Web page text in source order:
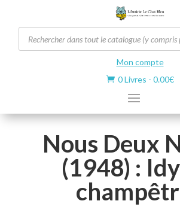
Recherche
de
produits
Mon compte
 0 Livres - 0.00€
Nous Deux
(1948) :